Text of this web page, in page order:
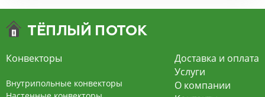
экономит электроэнергию и бесшумно работает.
конвекцией на 220В. За счет тангенциального
вентилятора создает принудительную
Конвекторы
Внутрипольные конвекторы
Доставка и оплата
Услуги
О компании